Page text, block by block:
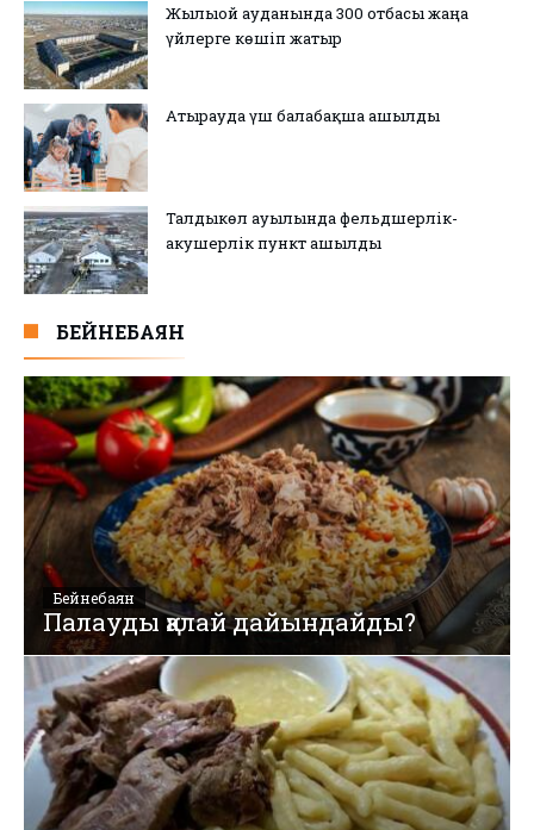
Жылыой ауданында 300 отбасы жаңа
үйлерге көшіп жатыр
Атырауда үш балабақша ашылды
Талдыкөл ауылында фельдшерлік-
акушерлік пункт ашылды
БЕЙНЕБАЯН
Бейнебаян
Палауды қалай дайындайды?